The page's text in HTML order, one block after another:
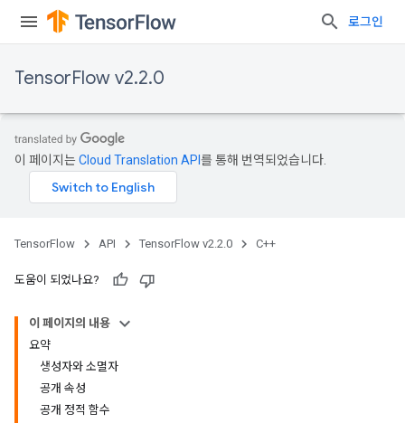
로그인
TensorFlow v2.2.0
이 페이지는Cloud Translation API 를 통해 번역되었습니다.
TensorFlow API TensorFlow v2.2.0 C++
도움이 되었나요?
이 페이지의 내용
요약
생성자와 소멸자
공개 속성
공개 정적 함수